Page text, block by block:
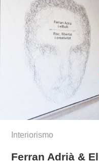
Interiorismo
Ferran Adrià &